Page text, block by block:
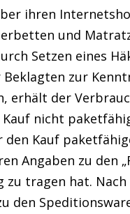
ihren
und
Setzen eines
zur
erhält der
nicht
Kauf
Angaben zu den
zu tragen hat.
den